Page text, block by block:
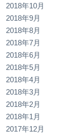
2018年10月
2018年9月
2018年8月
2018年7月
2018年6月
2018年5月
2018年4月
2018年3月
2018年2月
2018年1月
2017年12月